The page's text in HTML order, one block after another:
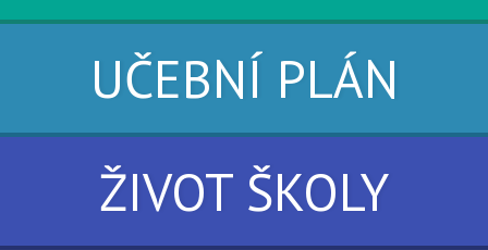
UČEBNÍ PLÁN
ŽIVOT ŠKOLY